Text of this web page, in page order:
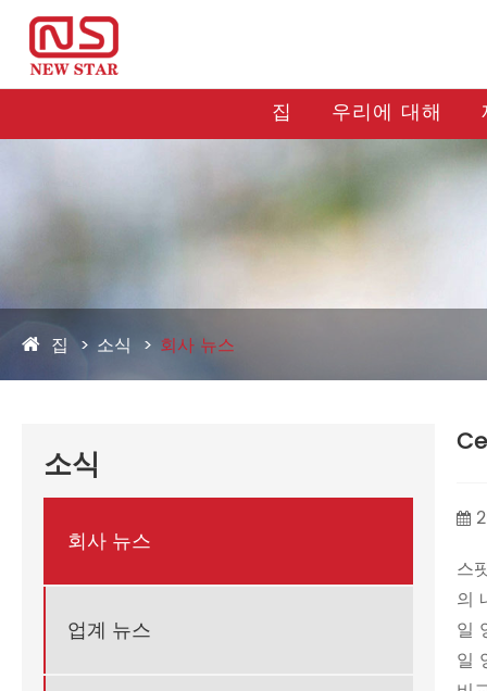
집 우리에 대해
집 소식 회사 뉴스
소식
회사 뉴스
업계 뉴스
스
의
일
일